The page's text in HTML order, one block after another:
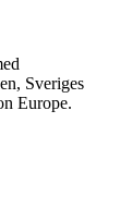
Sveriges
Europe.